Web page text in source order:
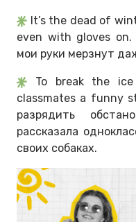
It’s the dead of
even with gloves
мои руки мерзнут
To break the
classmates a funny
разрядить
рассказала
своих собаках.